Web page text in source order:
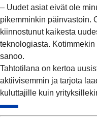
– Uudet asiat eivät ole
pikemminkin päinvastoin.
kiinnostunut kaikesta
teknologiasta.
sanoo.
Tahtotilana on kertoa
aktiivisemmin ja tarjota
kuluttajille kuin